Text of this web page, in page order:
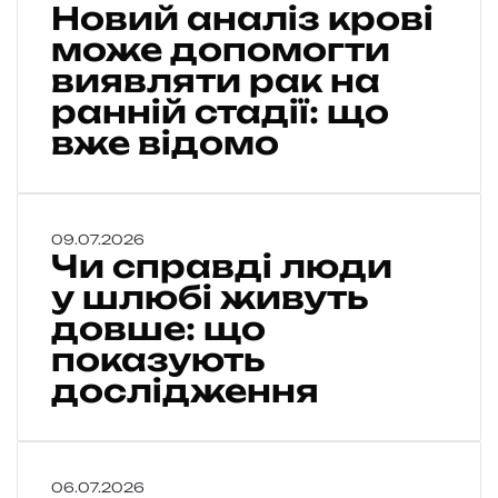
о
и
й
а
н
а
к
р
о
в
і
о
ж
о
Новий аналіз крові
може допомогти
виявляти рак на
ранній стадії: що
вже відомо
Ч
и
п
р
а
д
09.07.2026
Чи справді люди
у шлюбі живуть
довше: що
показують
дослідження
Я
06.07.2026